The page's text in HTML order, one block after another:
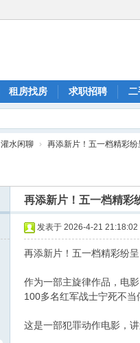
租房找房 求职招聘 二
灌水闲聊 › 再添新片！五一档精彩
再添新片！五一档精彩
发表于 2026-4-21 21:18:02
再添新片！五一档精彩纷
作为一部主旋律作品，电
100多名红军战士宁死不当
这是一部犯罪动作电影，